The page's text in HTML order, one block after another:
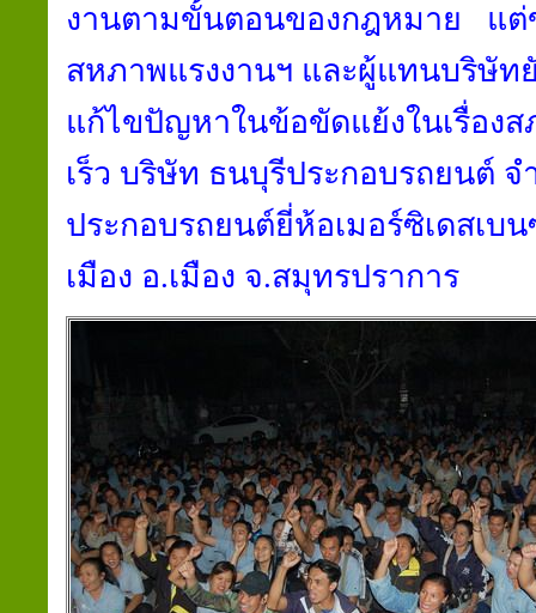
งานตามขั้นตอนของกฎหมาย แต่
สหภาพแรงงานฯ และผู้แทนบริษัท
แก้ไขปัญหาในข้อขัดแย้งในเรื่องส
เร็ว บริษัท ธนบุรีประกอบรถยนต์
ประกอบรถยนต์ยี่ห้อเมอร์ซิเดสเบ
เมือง อ.เมือง จ.สมุทรปราการ